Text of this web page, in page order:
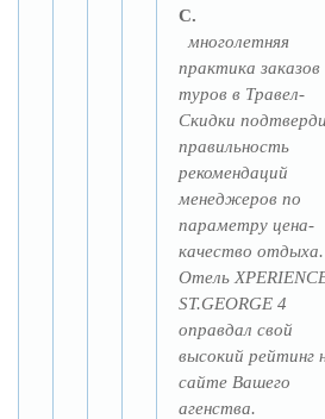
С.
многолетняя
практика заказов
туров в Травел-
Скидки
правильность
рекомендаций
менеджеров по
параметру цена-
качество отдыха.
Отель
ST.GEORGE 4
оправдал свой
высокий рейтинг
сайте Вашего
агенства.